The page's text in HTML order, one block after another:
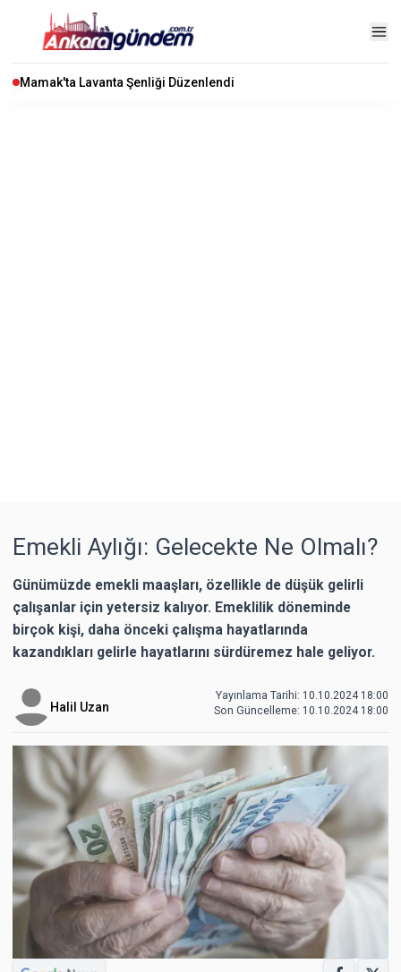
Mamak'ta Lavanta Şenliği Düzenlendi
Emekli Aylığı: Gelecekte Ne Olmalı?
Günümüzde emekli maaşları, özellikle de düşük gelirli
çalışanlar için yetersiz kalıyor. Emeklilik döneminde
birçok kişi, daha önceki çalışma hayatlarında
kazandıkları gelirle hayatlarını sürdüremez hale geliyor.
Halil Uzan
Yayınlama Tarihi: 10.10.2024 18:00
Son Güncelleme: 10.10.2024 18:00